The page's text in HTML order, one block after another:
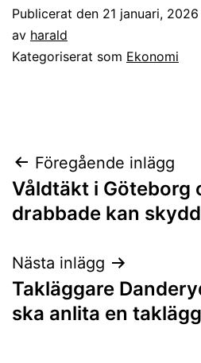
Publicerat den 21 januari, 2026
av harald
Kategoriserat som Ekonomi
Föregående inlägg
Våldtäkt i Göteborg
drabbade kan
Nästa inlägg
Takläggare
ska anlita en